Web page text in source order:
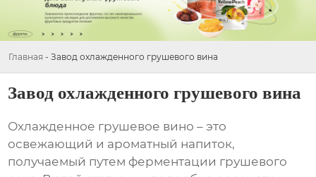
Главная - Завод охлажденного грушевого вина
Завод охлажденного грушевого вина
Охлажденное грушевое вино – это
освежающий и ароматный напиток,
получаемый путем ферментации грушевого